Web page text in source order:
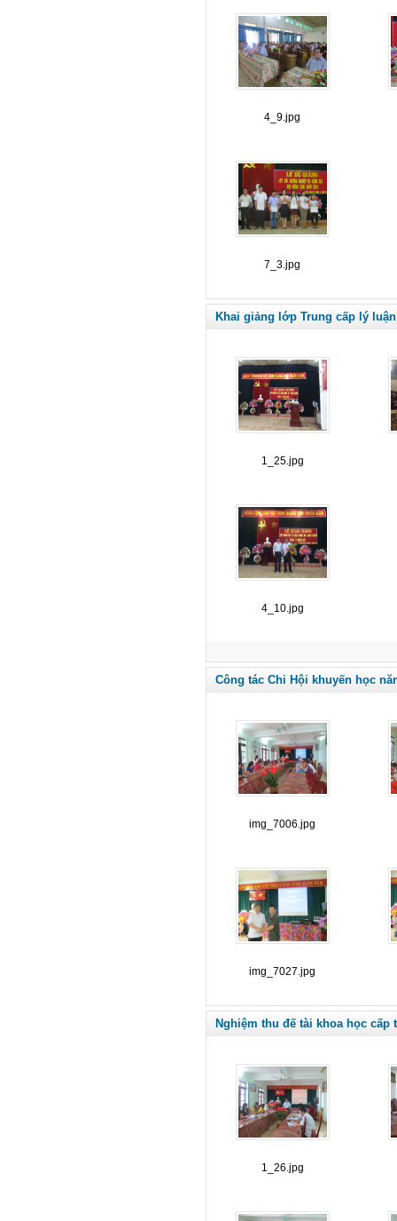
4_9.jpg
7_3.jpg
Khai giảng lớp Trung cấp lý
1_25.jpg
4_10.jpg
Công tác Chi Hội khuyến học
img_7006.jpg
img_7027.jpg
Nghiệm thu đế tài khoa học cấp
1_26.jpg